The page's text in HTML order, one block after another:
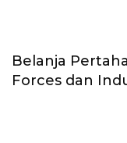
Belanja
Forces dan